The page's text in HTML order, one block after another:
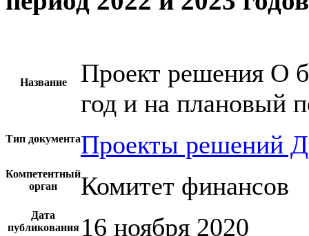
Название
Проект решения О
год и на плановый
Тип документаПроекты решений
Компетентный
орган
Комитет финансов
Дата
публикования 16 ноября 2020